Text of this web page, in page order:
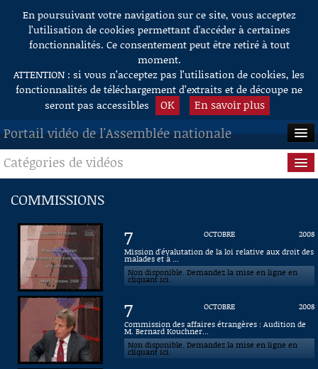
Aller au contenu
En poursuivant votre navigation sur ce site, vous acceptez
l’utilisation de cookies permettant d'accéder à certaines
fonctionnalités. Ce consentement peut être retiré à tout
moment.
ATTENTION : si vous n’acceptez pas l’utilisation de cookies, les
fonctionnalités de téléchargement d’extraits et de découpe ne
seront pas accessibles
OK En savoir plus
Portail vidéo de l'Assemblée nationale
ACCUEIL
EN DIRECT
À LA DEMANDE
RECHERCHE
AIDE À LA DÉCOUPE
DE VIDÉOS
Catégories de vidéos
Questions au Gouvernement
Commissions
Présidence
Évènements
Connaissance, Histoire
COMMISSIONS
7 OCTOBRE
2008
Mission d'évalutation de la loi relative aux droit des
malades et à ...
Non disponible. Demandez la mise en ligne en
cliquant ici.
7 OCTOBRE
2008
Commission des affaires étrangères : Audition de
M. Bernard Kouchner...
Non disponible. Demandez la mise en ligne en
cliquant ici.